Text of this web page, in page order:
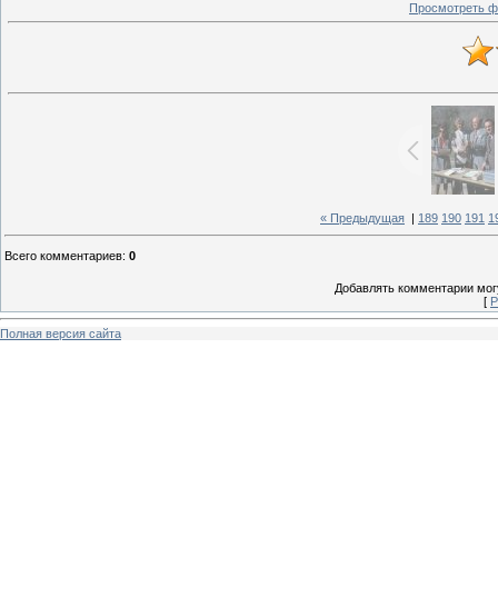
Просмотреть
« Предыдущая 189 190 191
Всего комментариев: 0
Добавлять комментарии
[
Полная версия сайта